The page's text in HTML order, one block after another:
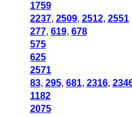
1759
2237, 2509, 2512, 2551
277, 619, 678
575
625
2571
83, 295, 681, 2316,
1182
2075